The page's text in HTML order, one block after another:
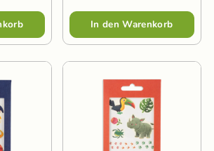
Menge
In den Warenkorb